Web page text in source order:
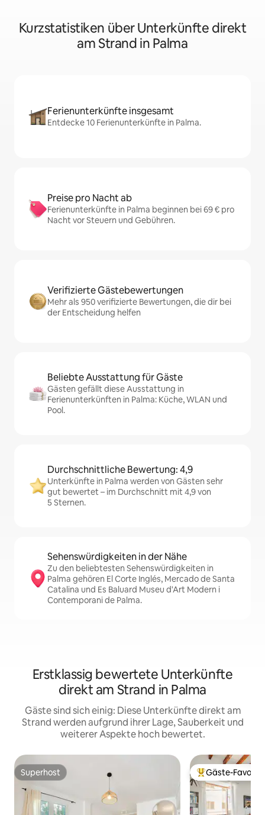
Kurzstatistiken über Unterkünfte direkt
am Strand in Palma
Ferienunterkünfte insgesamt
Entdecke 10 Ferienunterkünfte in Palma.
Preise pro Nacht ab
Ferienunterkünfte in Palma beginnen bei 69 € pro
Nacht vor Steuern und Gebühren.
Verifizierte Gästebewertungen
Mehr als 950 verifizierte Bewertungen, die dir bei
der Entscheidung helfen
Beliebte Ausstattung für Gäste
Gästen gefällt diese Ausstattung in
Ferienunterkünften in Palma: Küche, WLAN und
Pool.
Durchschnittliche Bewertung: 4,9
Unterkünfte in Palma werden von Gästen sehr
gut bewertet – im Durchschnitt mit 4,9 von
5 Sternen.
Sehenswürdigkeiten in der Nähe
Zu den beliebtesten Sehenswürdigkeiten in
Palma gehören El Corte Inglés, Mercado de Santa
Catalina und Es Baluard Museu d'Art Modern i
Contemporani de Palma.
Erstklassig bewertete Unterkünfte
direkt am Strand in Palma
Gäste sind sich einig: Diese Unterkünfte direkt am
Strand werden aufgrund ihrer Lage, Sauberkeit und
weiterer Aspekte hoch bewertet.
Superhost
Superhost Beliebter Gäste-
Gäste-Favorit